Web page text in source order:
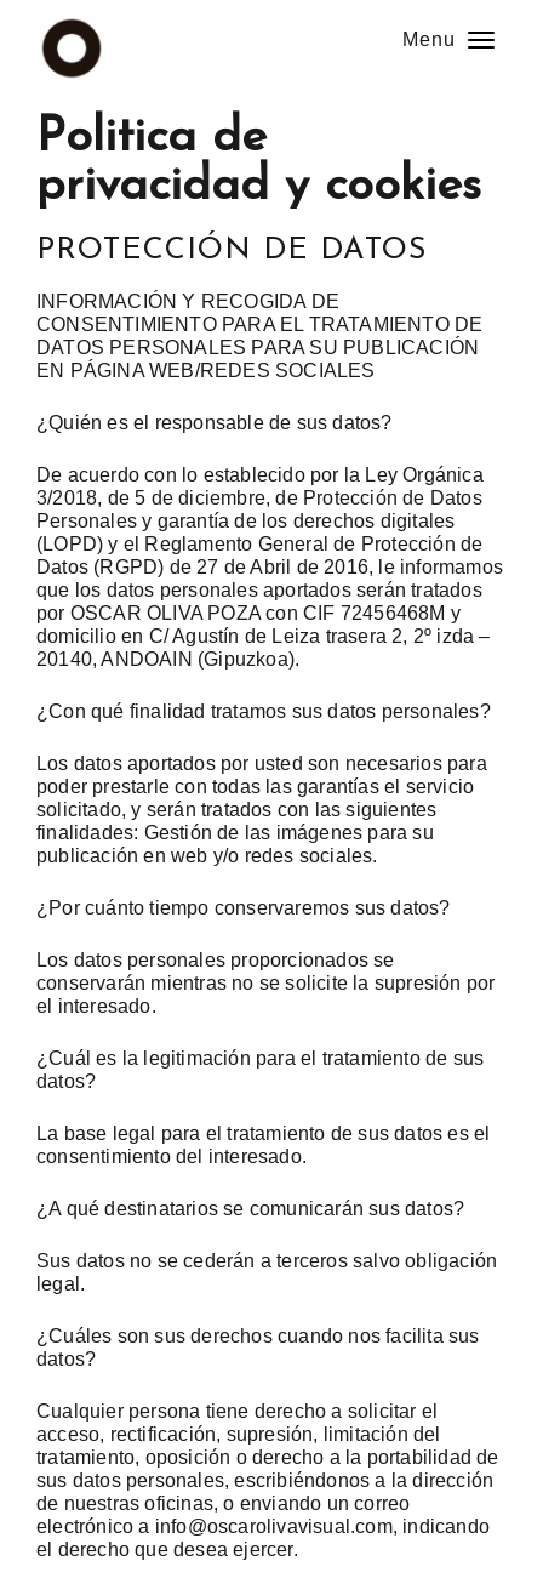
Menu
Politica de
privacidad y cookies
PROTECCIÓN DE DATOS
INFORMACIÓN Y RECOGIDA DE
CONSENTIMIENTO PARA EL TRATAMIENTO DE
DATOS PERSONALES PARA SU PUBLICACIÓN
EN PÁGINA WEB/REDES SOCIALES
¿Quién es el responsable de sus datos?
De acuerdo con lo establecido por la Ley Orgánica
3/2018, de 5 de diciembre, de Protección de Datos
Personales y garantía de los derechos digitales
(LOPD) y el Reglamento General de Protección de
Datos (RGPD) de 27 de Abril de 2016, le informamos
que los datos personales aportados serán tratados
por OSCAR OLIVA POZA con CIF 72456468M y
domicilio en C/ Agustín de Leiza trasera 2, 2º izda –
20140, ANDOAIN (Gipuzkoa).
¿Con qué finalidad tratamos sus datos personales?
Los datos aportados por usted son necesarios para
poder prestarle con todas las garantías el servicio
solicitado, y serán tratados con las siguientes
finalidades: Gestión de las imágenes para su
publicación en web y/o redes sociales.
¿Por cuánto tiempo conservaremos sus datos?
Los datos personales proporcionados se
conservarán mientras no se solicite la supresión por
el interesado.
¿Cuál es la legitimación para el tratamiento de sus
datos?
La base legal para el tratamiento de sus datos es el
consentimiento del interesado.
¿A qué destinatarios se comunicarán sus datos?
Sus datos no se cederán a terceros salvo obligación
legal.
¿Cuáles son sus derechos cuando nos facilita sus
datos?
Cualquier persona tiene derecho a solicitar el
acceso, rectificación, supresión, limitación del
tratamiento, oposición o derecho a la portabilidad de
sus datos personales, escribiéndonos a la dirección
de nuestras oficinas, o enviando un correo
electrónico a info@oscarolivavisual.com, indicando
el derecho que desea ejercer.